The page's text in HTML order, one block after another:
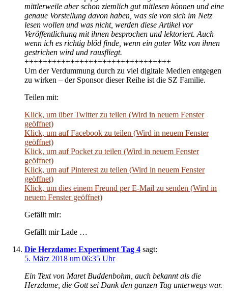
mittlerweile aber schon ziemlich gut mitlesen können und eine
genaue Vorstellung davon haben, was sie von sich im Netz
lesen wollen und was nicht, werden diese Artikel vor
Veröffentlichung mit ihnen besprochen und lektoriert. Auch
wenn ich es richtig blöd finde, wenn ein guter Witz von ihnen
gestrichen wird und rausfliegt.
++++++++++++++++++++++++++++++++
Um der Verdummung durch zu viel digitale Medien entgegen
zu wirken – der Sponsor dieser Reihe ist die SZ Familie.
Teilen mit:
Klick, um über Twitter zu teilen (Wird in neuem Fenster
geöffnet)
Klick, um auf Facebook zu teilen (Wird in neuem Fenster
geöffnet)
Klick, um auf Pocket zu teilen (Wird in neuem Fenster
geöffnet)
Klick, um auf Pinterest zu teilen (Wird in neuem Fenster
geöffnet)
Klick, um dies einem Freund per E-Mail zu senden (Wird in
neuem Fenster geöffnet)
Gefällt mir:
Gefällt mir Lade …
Die Herzdame: Experiment Tag 4 sagt:
5. März 2018 um 06:35 Uhr
Ein Text von Maret Buddenbohm, auch bekannt als die
Herzdame, die Gott sei Dank den ganzen Tag unterwegs war.